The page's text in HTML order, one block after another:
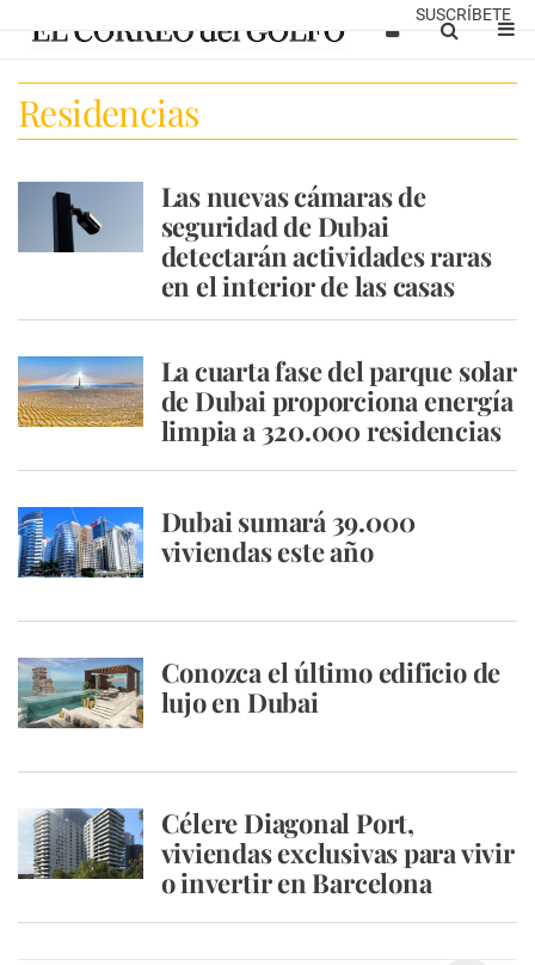
SUSCRÍBETE
Residencias
Las nuevas cámaras de
seguridad de Dubai
detectarán actividades raras
en el interior de las casas
La cuarta fase del parque solar
de Dubai proporciona energía
limpia a 320.000 residencias
Dubai sumará 39.000
viviendas este año
Conozca el último edificio de
lujo en Dubai
Célere Diagonal Port,
viviendas exclusivas para vivir
o invertir en Barcelona